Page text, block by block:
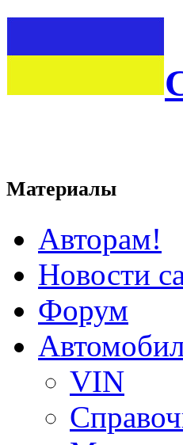
Материалы
Авторам!
Новости
Форум
VIN